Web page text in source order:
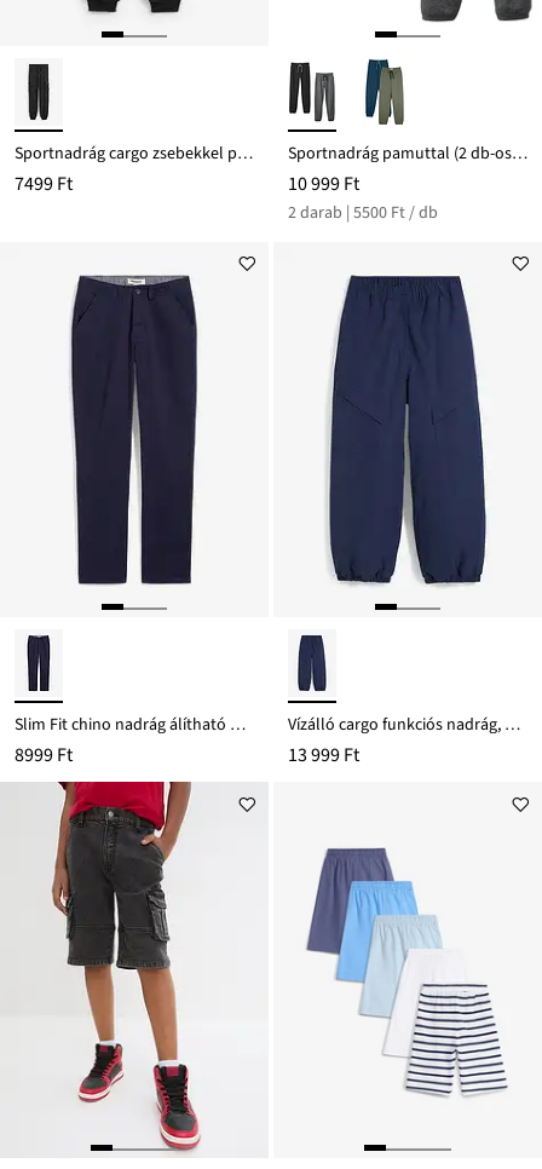
Sportnadrág cargo zsebekkel puha pamut-keverékből
7499 Ft
Sportnadrág pamuttal (2 db-os csomag)
10 999 Ft
2 darab | 5500 Ft / db
Slim Fit chino nadrág álítható derékpánttal, Straight
8999 Ft
Vízálló cargo funkciós nadrág, meleg béléssel
13 999 Ft